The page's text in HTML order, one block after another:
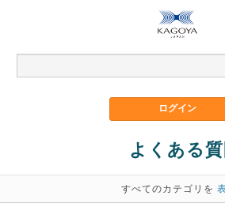
よくある質
すべてのカテゴリを